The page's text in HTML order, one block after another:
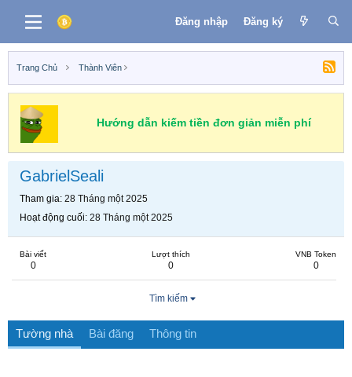
Đăng nhập Đăng ký
Trang Chủ Thành Viên
Hướng dẫn kiếm tiền đơn giản miễn phí
GabrielSeali
Tham gia 28 Tháng một 2025
Hoạt động cuối 28 Tháng một 2025
Bài viết
0
Lượt thích
0
VNB Token
0
Tìm kiếm
Tường nhà Bài đăng Thông tin